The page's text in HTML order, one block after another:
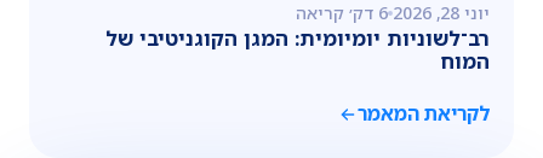
יוני 28, 2026 6 דק׳ קריאה
רב־לשוניות יומיומית: המגן הקוגניטיבי של
המוח
לקריאת המאמר